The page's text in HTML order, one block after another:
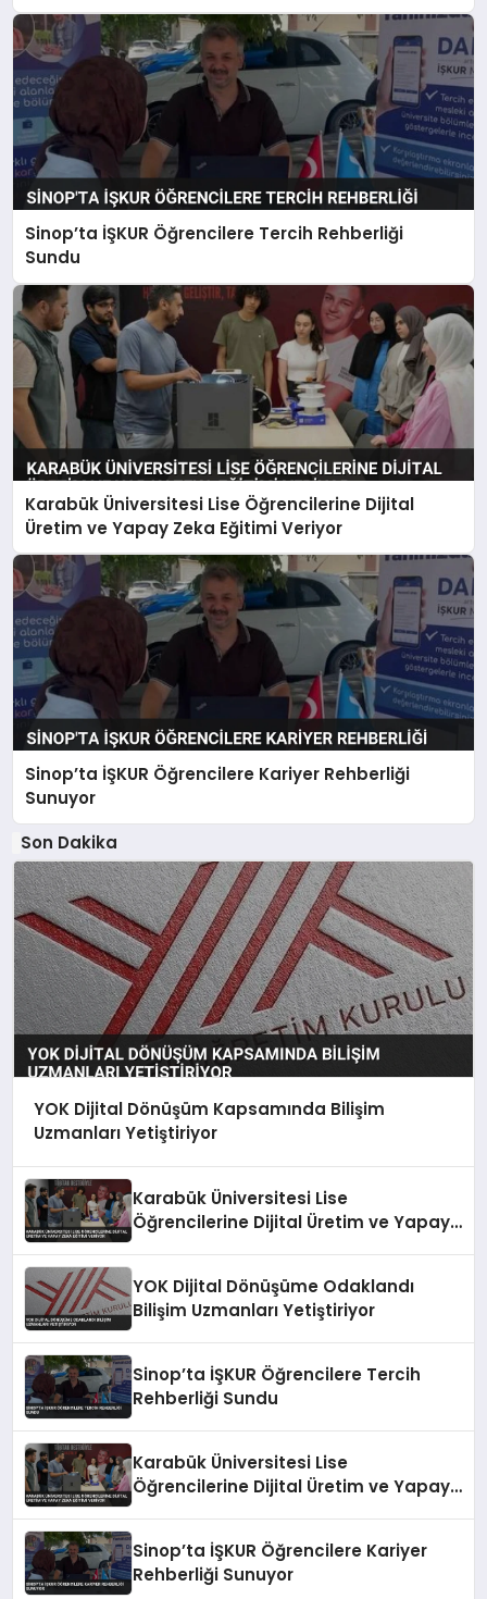
Sinop’ta İŞKUR Öğrencilere Tercih Rehberliği
Sundu
Karabük Üniversitesi Lise Öğrencilerine Dijital
Üretim ve Yapay Zeka Eğitimi Veriyor
Sinop’ta İŞKUR Öğrencilere Kariyer Rehberliği
Sunuyor
Son Dakika
YOK Dijital Dönüşüm Kapsamında Bilişim
Uzmanları Yetiştiriyor
Karabük Üniversitesi Lise
Öğrencilerine Dijital Üretim ve Yapay
YOK Dijital Dönüşüme Odaklandı
Bilişim Uzmanları Yetiştiriyor
Sinop’ta İŞKUR Öğrencilere Tercih
Rehberliği Sundu
Karabük Üniversitesi Lise
Öğrencilerine Dijital Üretim ve Yapay
Sinop’ta İŞKUR Öğrencilere Kariyer
Rehberliği Sunuyor